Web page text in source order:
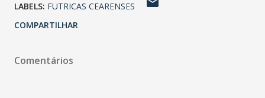
LABELS: FUTRICAS CEARENSES
COMPARTILHAR
Comentários